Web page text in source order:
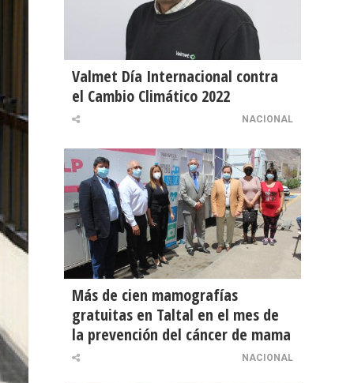
Valmet Día Internacional contra
el Cambio Climático 2022
NACIONAL
Más de cien mamografías
gratuitas en Taltal en el mes de
la prevención del cáncer de mama
NACIONAL